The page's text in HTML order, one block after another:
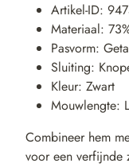
Artikel-ID:
Materiaal:
Pasvorm:
Sluiting:
Kleur: Zwart
Mouwlengte:
Combineer hem
voor een verfijnde